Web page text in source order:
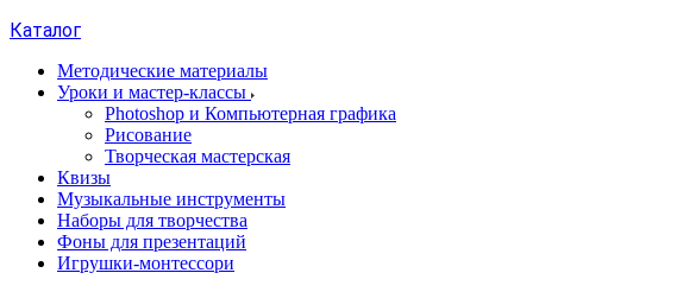
Каталог
Методические материалы
Уроки и мастер-классы
Photoshop и Компьютерная графика
Рисование
Творческая мастерская
Квизы
Музыкальные инструменты
Наборы для творчества
Фоны для презентаций
Игрушки-монтессори